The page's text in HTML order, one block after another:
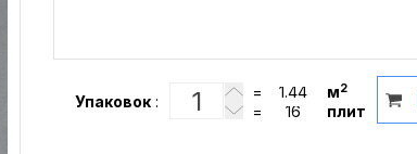
Упаковок :
= м2
= плит